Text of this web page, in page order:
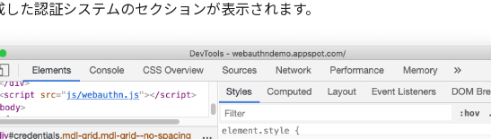
た認証システムのセクションが表示されます。